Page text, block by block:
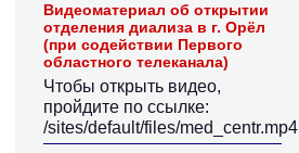
Видеоматериал об открытии
отделения диализа в г. Орёл
(при содействии Первого
областного телеканала)
Чтобы открыть видео,
пройдите по ссылке:
/sites/default/files/med_centr.mp4